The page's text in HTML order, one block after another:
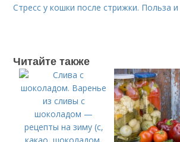
Стресс у кошки после стрижки. Польза
Читайте также